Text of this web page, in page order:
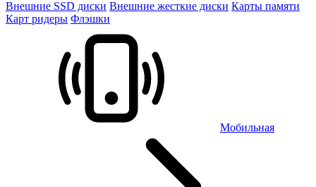
Внешние SSD диски Внешние жесткие диски Карты памяти
Карт ридеры Флэшки
Мобильная